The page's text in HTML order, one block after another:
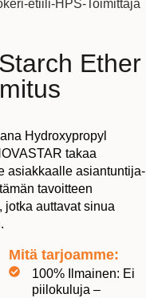
Ether
Hydroxypropyl
takaa
asiakkaalle asiantuntija-
tavoitteen
jotka auttavat sinua
Mitä tarjoamme:
100% Ilmainen: Ei
piilokuluja –